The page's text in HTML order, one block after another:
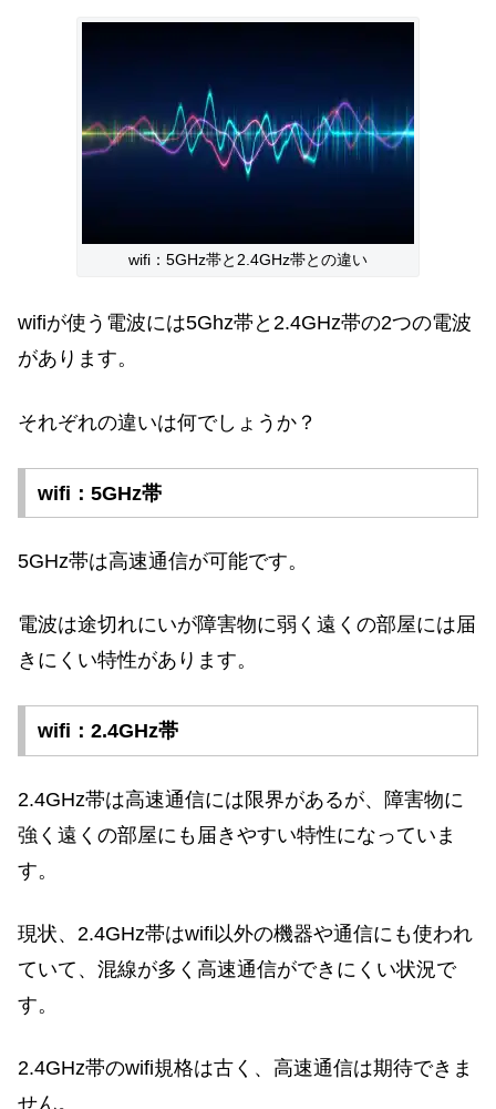
wifi：5GHz帯と2.4GHz帯との違い
wifiが使う電波には5Ghz帯と2.4GHz帯の2つの電波
があります。
それぞれの違いは何でしょうか？
wifi：5GHz帯
5GHz帯は高速通信が可能です。
電波は途切れにいが障害物に弱く遠くの部屋には届
きにくい特性があります。
wifi：2.4GHz帯
2.4GHz帯は高速通信には限界があるが、障害物に
強く遠くの部屋にも届きやすい特性になっていま
す。
現状、2.4GHz帯はwifi以外の機器や通信にも使われ
ていて、混線が多く高速通信ができにくい状況で
す。
2.4GHz帯のwifi規格は古く、高速通信は期待できま
せん。